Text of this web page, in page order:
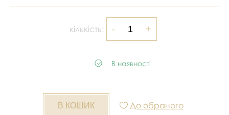
кількість:
В наявності
До обраного